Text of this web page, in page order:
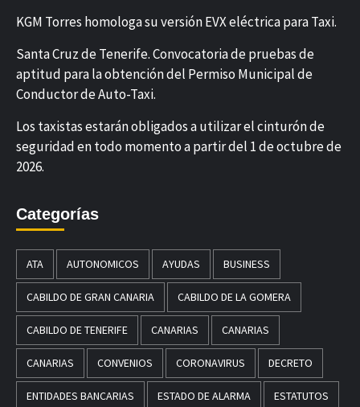
KGM Torres homologa su versión EVX eléctrica para Taxi.
Santa Cruz de Tenerife. Convocatoria de pruebas de
aptitud para la obtención del Permiso Municipal de
Conductor de Auto-Taxi.
Los taxistas estarán obligados a utilizar el cinturón de
seguridad en todo momento a partir del 1 de octubre de
2026.
Categorías
ATA AUTONOMICOS AYUDAS BUSINESS
CABILDO DE GRAN CANARIA CABILDO DE LA GOMERA
CABILDO DE TENERIFE CANARIAS CANARIAS
CANARIAS CONVENIOS CORONAVIRUS DECRETO
ENTIDADES BANCARIAS ESTADO DE ALARMA ESTATUTOS